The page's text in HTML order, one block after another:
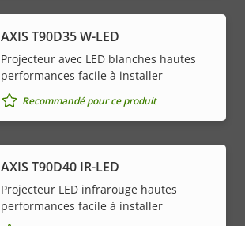
AXIS T90D35 W-LED
Projecteur avec LED blanches hautes
performances facile à installer
Recommandé pour ce produit
AXIS T90D40 IR-LED
Projecteur LED infrarouge hautes
performances facile à installer